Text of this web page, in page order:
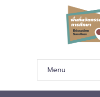
Menu
หน้าหลัก